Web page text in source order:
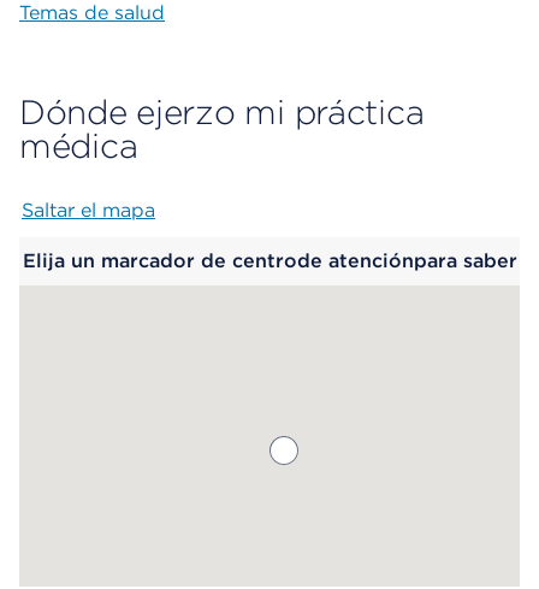
Temas de salud
Dónde ejerzo mi práctica
médica
Saltar el mapa
Elija un marcador de centrode atenciónpara saber